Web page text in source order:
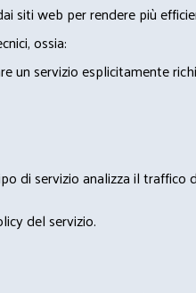
siti web per rendere più
ossia:
un servizio esplicitamente
di servizio analizza il
del servizio.